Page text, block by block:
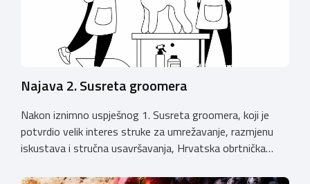
Najava 2. Susreta groomera
Nakon iznimno uspješnog 1. Susreta groomera, koji je
potvrdio velik interes struke za umrežavanje, razmjenu
iskustava i stručna usavršavanja, Hrvatska obrtnička